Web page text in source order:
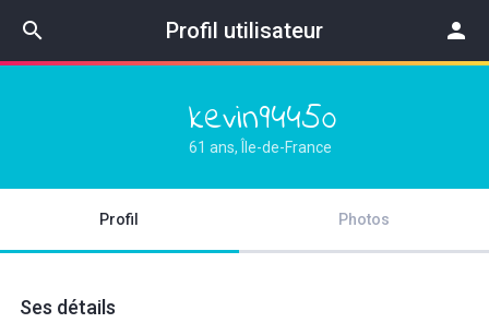
search Profil utilisateur person
kevin94450
61 ans, Île-de-France
Profil Photos
Ses détails